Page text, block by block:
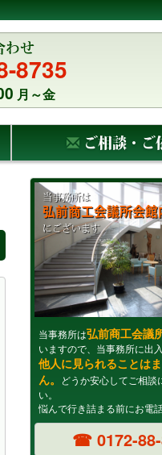
わせ
8735
月～金
ご相談・ご
当事務所は
弘前商工会議所会館
にございます
当事務所は弘前商工会議
いますので、当事務所に出
他人に見られることは
ん。
どうか安心してご相談
い。
悩んで行き詰まる前にお電
☎ 0172-